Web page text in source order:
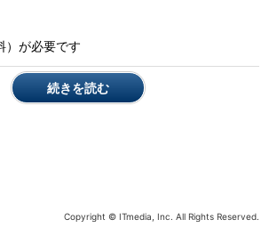
他社から、「ぜひうちに来てほしい、優遇す
ようなキャリアを創造することです。
やり続けるためのエンプロイアビリティ
）が必要です
続きを読む
Copyright © ITmedia, Inc. All Rights Reserved.